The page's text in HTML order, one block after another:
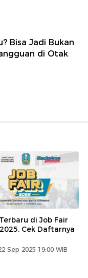
Bisa Jadi Bukan
di Otak
di Job Fair
Cek Daftarnya
Sep 2025 19:00 WIB